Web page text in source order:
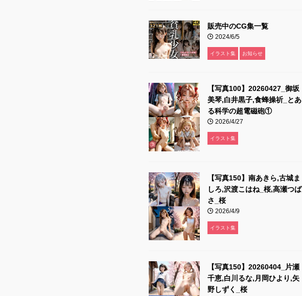
販売中のCG集一覧
2024/6/5
イラスト集 お知らせ
【写真100】20260427_御坂
美琴,白井黒子,食蜂操祈_とあ
る科学の超電磁砲①
2026/4/27
イラスト集
【写真150】南あきら,古城ま
しろ,沢渡こはね_桜,高瀬つば
さ_桜
2026/4/9
イラスト集
【写真150】20260404_片瀬
千恵,白川るな,月岡ひより,矢
野しずく_桜